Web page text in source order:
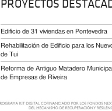
PROYECTOS
Edificio de 31 viviendas en Pontevedra
Rehabilitación de Edificio para los
de Tui
Reforma de Antiguo Matadero
de Empresas de Riveira